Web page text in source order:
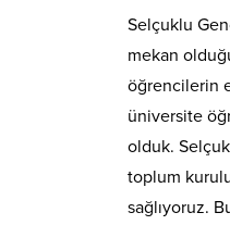
Selçuklu
mekan
öğrencilerin
üniversite
olduk.
toplum
sağlıyoruz.